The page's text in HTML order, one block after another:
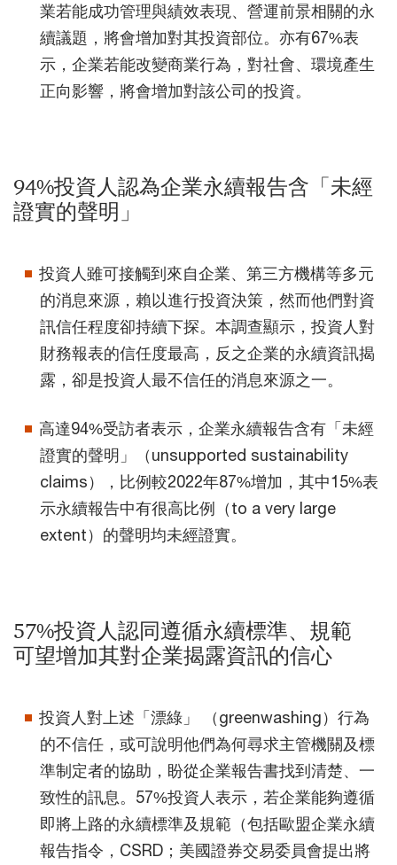
業若能成功管理與績效表現、營運前景相關的永
續議題，將會增加對其投資部位。亦有67%表
示，企業若能改變商業行為，對社會、環境產生
正向影響，將會增加對該公司的投資。
94%投資人認為企業永續報告含「未經
證實的聲明」
投資人雖可接觸到來自企業、第三方機構等多元
的消息來源，賴以進行投資決策，然而他們對資
訊信任程度卻持續下探。本調查顯示，投資人對
財務報表的信任度最高，反之企業的永續資訊揭
露，卻是投資人最不信任的消息來源之一。
高達94%受訪者表示，企業永續報告含有「未經
證實的聲明」（unsupported sustainability
claims），比例較2022年87%增加，其中15%表
示永續報告中有很高比例（to a very large
extent）的聲明均未經證實。
57%投資人認同遵循永續標準、規範
可望增加其對企業揭露資訊的信心
投資人對上述「漂綠」 （greenwashing）行為
的不信任，或可說明他們為何尋求主管機關及標
準制定者的協助，盼從企業報告書找到清楚、一
致性的訊息。57%投資人表示，若企業能夠遵循
即將上路的永續標準及規範（包括歐盟企業永續
報告指令，CSRD；美國證券交易委員會提出將